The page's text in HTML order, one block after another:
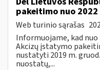
pakeitimo nuo
Web turinio sąrašas
Informuojame, kad nuo
Akcizų įstatymo
nustatyti 2019 m.
nuostatų,...